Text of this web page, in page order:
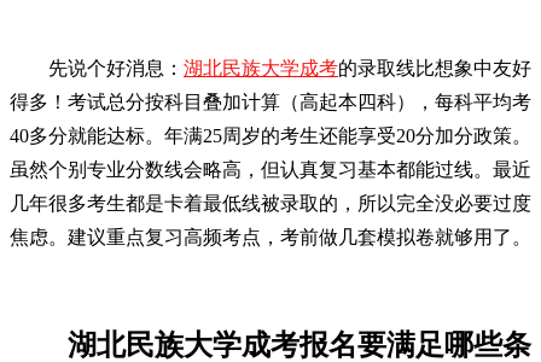
先说个好消息： 湖北民族大学成考的录取线比想象中友好
得多！考试总分按科目叠加计算（高起本四科），每科平均考
40多分就能达标。年满25周岁的考生还能享受20分加分政策。
虽然个别专业分数线会略高，但认真复习基本都能过线。最近
几年很多考生都是卡着最低线被录取的，所以完全没必要过度
焦虑。建议重点复习高频考点，考前做几套模拟卷就够用了。
湖北民族大学成考报名要满足哪些条